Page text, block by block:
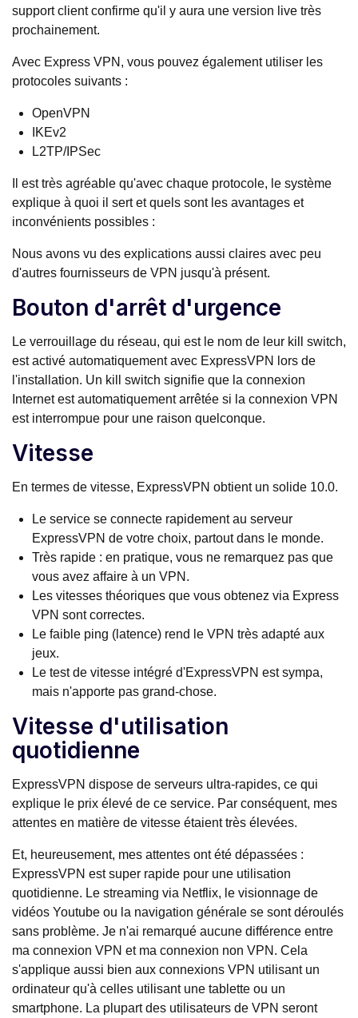
support client confirme qu'il y aura une version live très
prochainement.
Avec Express VPN, vous pouvez également utiliser les
protocoles suivants :
OpenVPN
IKEv2
L2TP/IPSec
Il est très agréable qu'avec chaque protocole, le système
explique à quoi il sert et quels sont les avantages et
inconvénients possibles :
Nous avons vu des explications aussi claires avec peu
d'autres fournisseurs de VPN jusqu'à présent.
Bouton d'arrêt d'urgence
Le verrouillage du réseau, qui est le nom de leur kill switch,
est activé automatiquement avec ExpressVPN lors de
l'installation. Un kill switch signifie que la connexion
Internet est automatiquement arrêtée si la connexion VPN
est interrompue pour une raison quelconque.
Vitesse
En termes de vitesse, ExpressVPN obtient un solide 10.0.
Le service se connecte rapidement au serveur
ExpressVPN de votre choix, partout dans le monde.
Très rapide : en pratique, vous ne remarquez pas que
vous avez affaire à un VPN.
Les vitesses théoriques que vous obtenez via Express
VPN sont correctes.
Le faible ping (latence) rend le VPN très adapté aux
jeux.
Le test de vitesse intégré d'ExpressVPN est sympa,
mais n'apporte pas grand-chose.
Vitesse d'utilisation
quotidienne
ExpressVPN dispose de serveurs ultra-rapides, ce qui
explique le prix élevé de ce service. Par conséquent, mes
attentes en matière de vitesse étaient très élevées.
Et, heureusement, mes attentes ont été dépassées :
ExpressVPN est super rapide pour une utilisation
quotidienne. Le streaming via Netflix, le visionnage de
vidéos Youtube ou la navigation générale se sont déroulés
sans problème. Je n'ai remarqué aucune différence entre
ma connexion VPN et ma connexion non VPN. Cela
s'applique aussi bien aux connexions VPN utilisant un
ordinateur qu'à celles utilisant une tablette ou un
smartphone. La plupart des utilisateurs de VPN seront